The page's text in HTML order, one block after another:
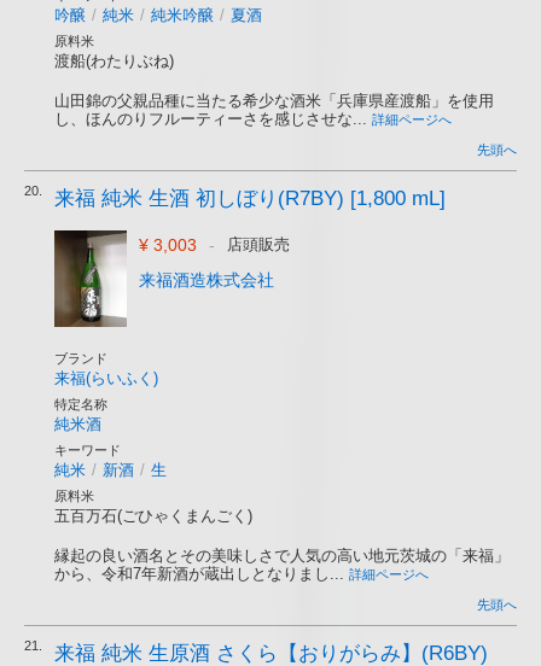
吟醸 / 純米 / 純米吟醸 / 夏酒
原料米
渡船(わたりぶね)
山田錦の父親品種に当たる希少な酒米「兵庫県産渡船」を使用
し、ほんのりフルーティーさを感じさせな... 詳細ページへ
先頭へ
20. 来福 純米 生酒 初しぼり(R7BY) [1,800 mL]
¥ 3,003 - 店頭販売
来福酒造株式会社
ブランド
来福(らいふく)
特定名称
純米酒
キーワード
純米 / 新酒 / 生
原料米
五百万石(ごひゃくまんごく)
縁起の良い酒名とその美味しさで人気の高い地元茨城の「来福」
から、令和7年新酒が蔵出しとなりまし... 詳細ページへ
先頭へ
21.
来福 純米 生原酒 さくら【おりがらみ】(R6BY)